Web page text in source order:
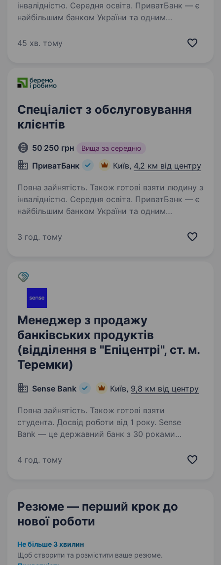
інвалідністю. Середня освіта. ПриватБанк — є
найбільшим банком України та одним
лідуючі позиції за всіма фінансовими
45 хв. тому
Спеціаліст з обслуговування
клієнтів
50 250 грн Вища за середню
ПриватБанк Київ, 4,2 км від центру
Повна зайнятість. Також готові взяти людину з
інвалідністю. Середня освіта. ПриватБанк — є
найбільшим банком України та одним
лідуючі позиції за всіма фінансовими
3 год. тому
Менеджер з продажу
банківських продуктів
(відділення в "Епіцентрі", ст. м.
Теремки)
Sense Bank Київ, 9,8 км від центру
Повна зайнятість. Також готові взяти
студента. Досвід роботи від 1 року. Sense
Bank — це державний банк з 30 роками
для роботи, а спільнотою з 4000 людей,
4 год. тому
Резюме — перший крок до
нової роботи
Не більше 3 хвилин
Щоб створити та розмістити ваше резюме.